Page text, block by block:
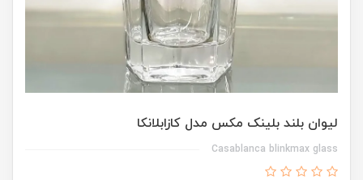
لیوان بلند بلینک مکس مدل کازابلانکا
Casablanca blinkmax glass